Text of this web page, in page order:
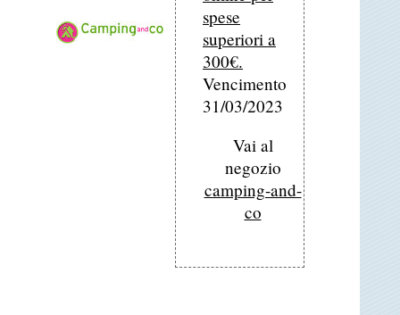
spese
superiori a
300€.
Vencimento
31/03/2023
Vai al
negozio
camping-and-
co